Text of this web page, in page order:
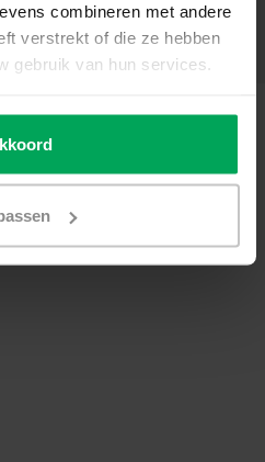
combineren met andere
verstrekt of die ze hebben
gebruik van hun services.